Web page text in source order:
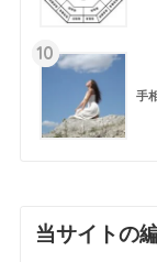
10
手
当サイトの